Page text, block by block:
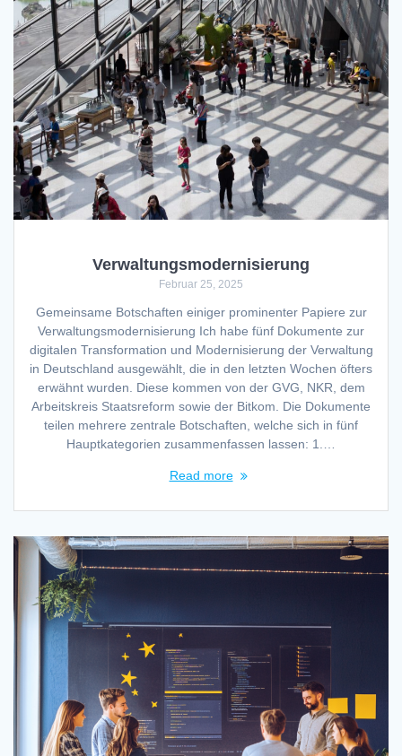
Verwaltungsmodernisierung
Februar 25, 2025
Gemeinsame Botschaften einiger prominenter Papiere zur
Verwaltungsmodernisierung Ich habe fünf Dokumente zur
digitalen Transformation und Modernisierung der Verwaltung
in Deutschland ausgewählt, die in den letzten Wochen öfters
erwähnt wurden. Diese kommen von der GVG, NKR, dem
Arbeitskreis Staatsreform sowie der Bitkom. Die Dokumente
teilen mehrere zentrale Botschaften, welche sich in fünf
Hauptkategorien zusammenfassen lassen: 1.…
Read more